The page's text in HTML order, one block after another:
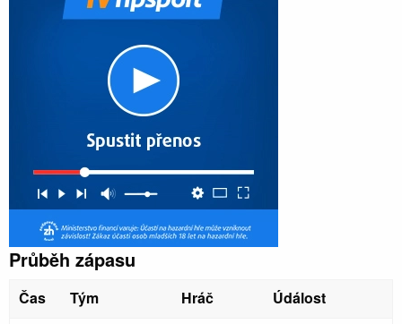
Průběh zápasu
Čas Tým Hráč Údálost